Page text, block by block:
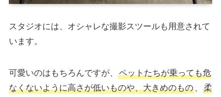
スタジオには、オシャレな撮影スツールも用意されて
います。
可愛いのはもちろんですが、
ペットたちが乗っても危
なくないように高さが低いものや、大きめのもの、
柔